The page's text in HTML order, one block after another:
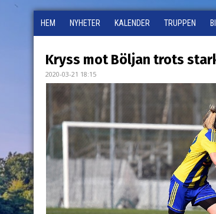
HEM NYHETER KALENDER TRUPPEN
Kryss mot Böljan trots
2020-03-21 18:15